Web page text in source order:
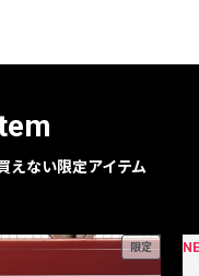
フォーカスブ
えない限定アイテム
限定